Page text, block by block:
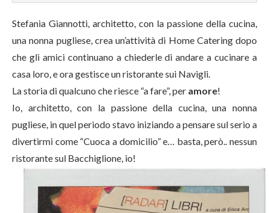
Stefania Giannotti, architetto, con la passione della cucina,
una nonna pugliese, crea un’attività di Home Catering dopo
che gli amici continuano a chiederle di andare a cucinare a
casa loro, e ora gestisce un ristorante sui Navigli.
La storia di qualcuno che riesce “a fare”, per amore!
Io, architetto, con la passione della cucina, una nonna
pugliese, in quel periodo stavo iniziando a pensare sul serio a
divertirmi come “Cuoca a domicilio” e… basta, però.. nessun
ristorante sul Bacchiglione, io!